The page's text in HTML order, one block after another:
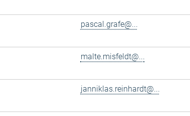
pascal.grafe@...
malte.misfeldt@...
janniklas.reinhardt@...